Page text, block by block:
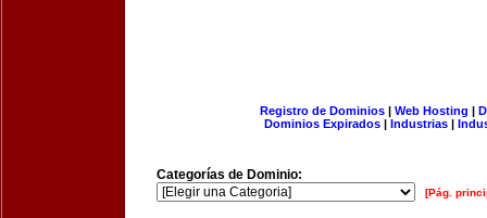
Registro de Dominios| Web Hosting |
Dominios Expirados | Industrias |
Categorías de Dominio:
[Pág.